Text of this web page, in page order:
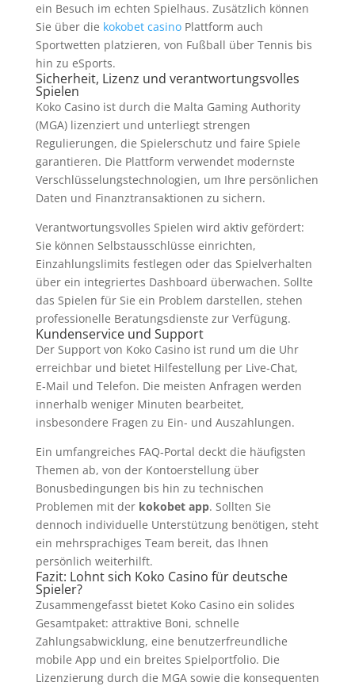
ein Besuch im echten Spielhaus. Zusätzlich können
Sie über die kokobet casinoPlattform auch
Sportwetten platzieren, von Fußball über Tennis bis
hin zu eSports.
Sicherheit, Lizenz und verantwortungsvolles
Spielen
Koko Casino ist durch die Malta Gaming Authority
(MGA) lizenziert und unterliegt strengen
Regulierungen, die Spielerschutz und faire Spiele
garantieren. Die Plattform verwendet modernste
Verschlüsselungstechnologien, um Ihre persönlichen
Daten und Finanztransaktionen zu sichern.
Verantwortungsvolles Spielen wird aktiv gefördert:
Sie können Selbstausschlüsse einrichten,
Einzahlungslimits festlegen oder das Spielverhalten
über ein integriertes Dashboard überwachen. Sollte
das Spielen für Sie ein Problem darstellen, stehen
professionelle Beratungsdienste zur Verfügung.
Kundenservice und Support
Der Support von Koko Casino ist rund um die Uhr
erreichbar und bietet Hilfestellung per Live‑Chat,
E‑Mail und Telefon. Die meisten Anfragen werden
innerhalb weniger Minuten bearbeitet,
insbesondere Fragen zu Ein- und Auszahlungen.
Ein umfangreiches FAQ‑Portal deckt die häufigsten
Themen ab, von der Kontoerstellung über
Bonusbedingungen bis hin zu technischen
Problemen mit der kokobet app. Sollten Sie
dennoch individuelle Unterstützung benötigen, steht
ein mehrsprachiges Team bereit, das Ihnen
persönlich weiterhilft.
Fazit: Lohnt sich Koko Casino für deutsche
Spieler?
Zusammengefasst bietet Koko Casino ein solides
Gesamtpaket: attraktive Boni, schnelle
Zahlungsabwicklung, eine benutzerfreundliche
mobile App und ein breites Spielportfolio. Die
Lizenzierung durch die MGA sowie die konsequenten